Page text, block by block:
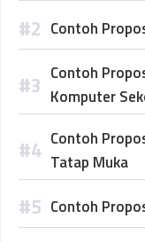
Contoh
Contoh
Komputer
Contoh
Tatap Muka
Contoh